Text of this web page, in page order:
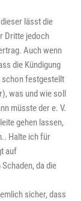
lässt die
Dritte jedoch
Auch wenn
die Kündigung
schon festgestellt
was und wie soll
müsste der e. V.
gehen lassen,
Halte ich für
auf
da die
sicher, dass